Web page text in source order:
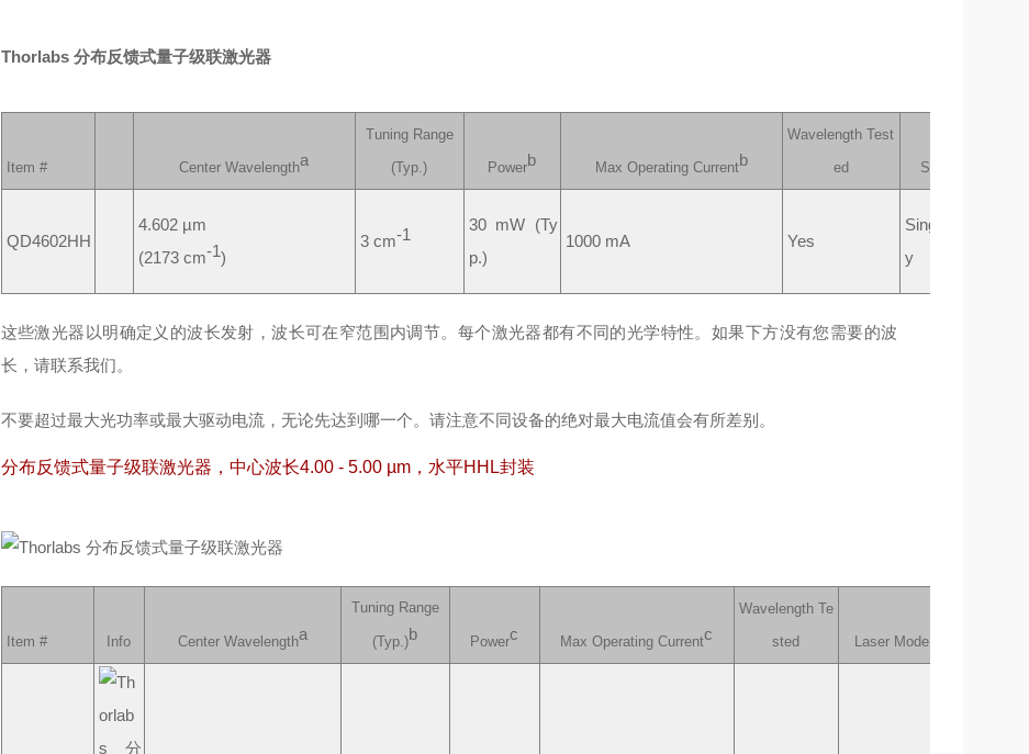
Thorlabs 分布反馈式量子级联激光器
Item # Center Wavelengtha
Tuning Range
(Typ.)
Powerb Max Operating Currentb
Wavelength Test
ed
Spatial Mode
QD4602HH
4.602 µm
(2173 cm-1)
3 cm-1
30 mW (Ty
p.)
1000 mA Yes
Single Frequenc
y
这些激光器以明确定义的波长发射，波长可在窄范围内调节。每个激光器都有不同的光学特性。如果下方没有您需要的波
长，请联系我们。
不要超过最大光功率或最大驱动电流，无论先达到哪一个。请注意不同设备的绝对最大电流值会有所差别。
分布反馈式量子级联激光器，中心波长4.00 - 5.00 µm，水平HHL封装
Item # Info Center Wavelengtha
Tuning Range
(Typ.)b Powerc Max Operating Currentc
Wavelength Te
sted
Laser Mode